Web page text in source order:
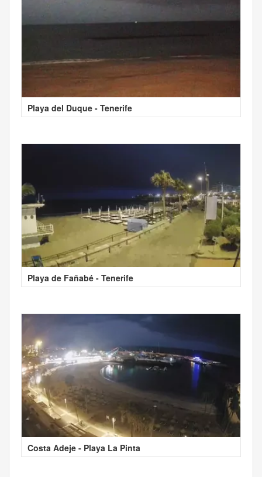
Playa del Duque - Tenerife
Playa de Fañabé - Tenerife
Costa Adeje - Playa La Pinta